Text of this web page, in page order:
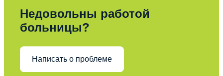
Недовольны работой
больницы?
Написать о проблеме